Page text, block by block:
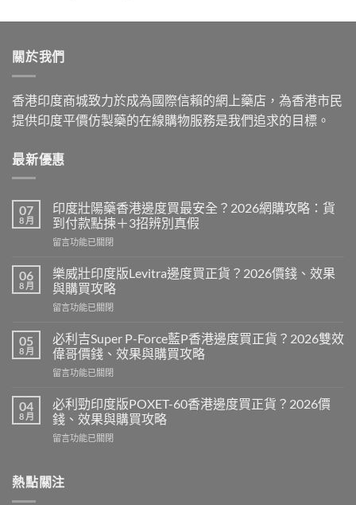
was:
is:
關於我們
香港印度商城致力於成為國際信賴的網上藥店，為香港市民
提供印度平價仿製藥的在線購物服務是我們追求的目標。
最新優惠
07
8 月
印度壯陽藥香港邊度買最安全？2026網購攻略：貨
到付款點揀＋3招辨別真假
在
度
壯
陽
藥
港
邊
度
買
安
全？
網
略：
留言功能已關閉
06
8 月
樂威壯印度版Levitra邊度買正貨？2026價錢、效果
與購買攻略
在
威
壯
印
度
Levitra
邊
度
買
2026
留言功能已關閉
05
8 月
必利吉Super P-Force藍P香港邊度買正貨？2026雙效
偉哥價錢、效果與購買攻略
在
利
吉
Super
P-
P
留言功能已關閉
04
8 月
必利勁印度版POXET-60香港邊度買正貨？2026價
錢、效果與購買攻略
在
勁
印
留言功能已關閉
熱點關注